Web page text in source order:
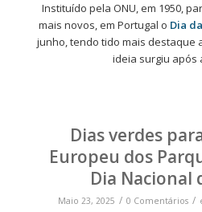
Instituído pela ONU, em 1950,
mais novos, em Portugal o Dia
junho, tendo tido mais destaque
ideia surgiu após
Dias verdes
Europeu dos
Dia Nacional
Maio 23, 2025 / 0 Comentários /